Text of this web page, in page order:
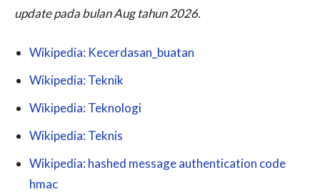
updatepada bulan Aug tahun 2026.
Wikipedia: Kecerdasan_buatan
Wikipedia: Teknik
Wikipedia: Teknologi
Wikipedia: Teknis
Wikipedia: hashed message authentication code
hmac